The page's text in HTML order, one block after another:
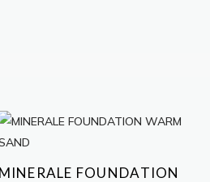
MINERALE FOUNDATION